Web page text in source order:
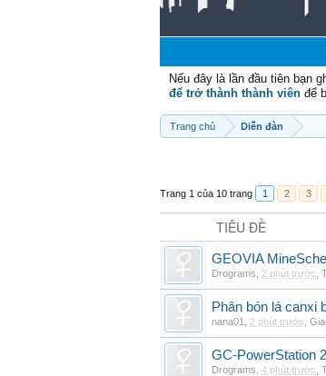
Nếu đây là lần đầu tiên bạn
để trở thành thành viên để
Trang chủ Diễn đàn
Trang 1 của 10 trang 1 2 3
TIÊU ĐỀ
GEOVIA
Drograms 2 phút trước
Phân bón lá canxi
nana01 2 phút trước
GC-PowerStation
Drograms 4 phút trước